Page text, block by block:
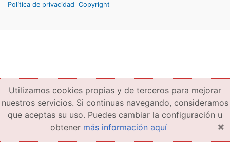
Política de privacidad Copyright
Utilizamos cookies propias y de terceros para mejorar
nuestros servicios. Si continuas navegando, consideramos
que aceptas su uso. Puedes cambiar la configuración u
obtener más información aquí ×